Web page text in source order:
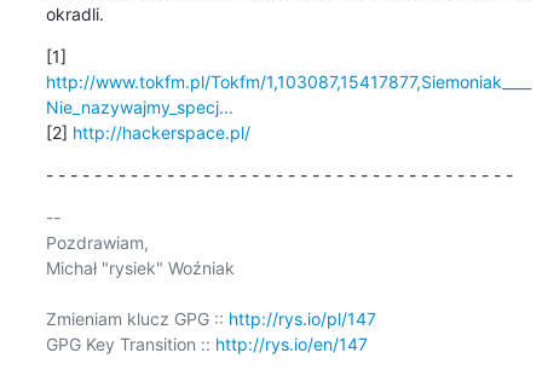
okradli.
http://www.tokfm.pl/Tokfm/1,103087,15417877,Siemoniak____
Nie_nazywajmy_specj...
[2] http://hackerspace.pl/
- - - - - - - - - - - - - - - - - - - - - - - - - - - - - - - - - - - - - - -
--
Pozdrawiam,
Michał "rysiek" Woźniak
Zmieniam klucz GPG :: http://rys.io/pl/147
GPG Key Transition :: http://rys.io/en/147